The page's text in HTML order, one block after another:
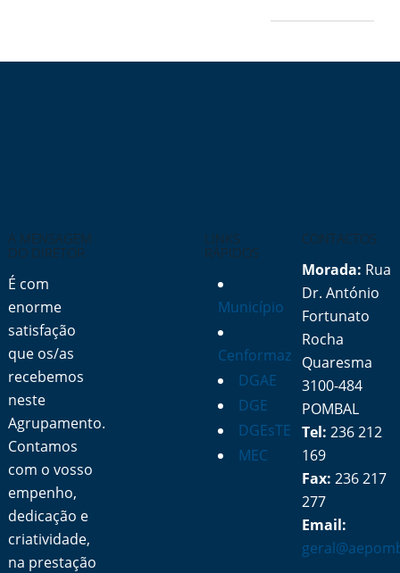
A MENSAGEM
DO DIRETOR
É com
enorme
satisfação
que os/as
recebemos
neste
Agrupamento.
Contamos
com o vosso
empenho,
dedicação e
criatividade,
na prestação
LINKS
RÁPIDOS
Município
Cenformaz
DGAE
DGE
DGEsTE
MEC
CONTACTOS
Morada: Rua
Dr. António
Fortunato
Rocha
Quaresma
3100-484
POMBAL
Tel: 236 212
169
Fax: 236 217
277
Email: